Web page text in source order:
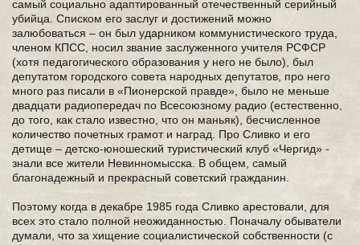
самый социально адаптированный отечественный серийный
убийца. Списком его заслуг и достижений можно
залюбоваться – он был ударником коммунистического труда,
членом КПСС, носил звание заслуженного учителя РСФСР
(хотя педагогического образования у него не было), был
депутатом городского совета народных депутатов, про него
много раз писали в «Пионерской правде», было не меньше
двадцати радиопередач по Всесоюзному радио (естественно,
до того, как стало известно, что он маньяк), бесчисленное
количество почетных грамот и наград. Про Сливко и его
детище – детско-юношеский туристический клуб «Чергид» -
знали все жители Невинномысска. В общем, самый
благонадежный и прекрасный советский гражданин.
Поэтому когда в декабре 1985 года Сливко арестовали, для
всех это стало полной неожиданностью. Поначалу обыватели
думали, что за хищение социалистической собственности (с